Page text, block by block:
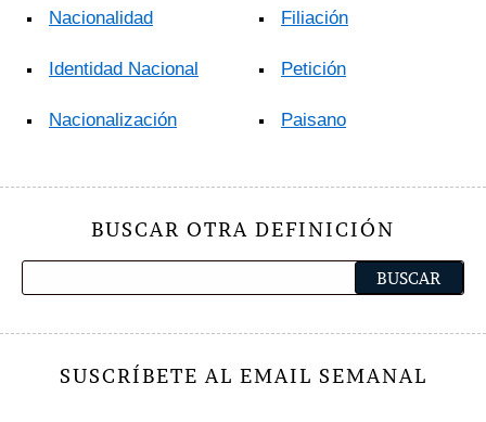
Nacionalidad
Identidad Nacional
Nacionalización
Filiación
Petición
Paisano
BUSCAR OTRA DEFINICIÓN
SUSCRÍBETE AL EMAIL SEMANAL